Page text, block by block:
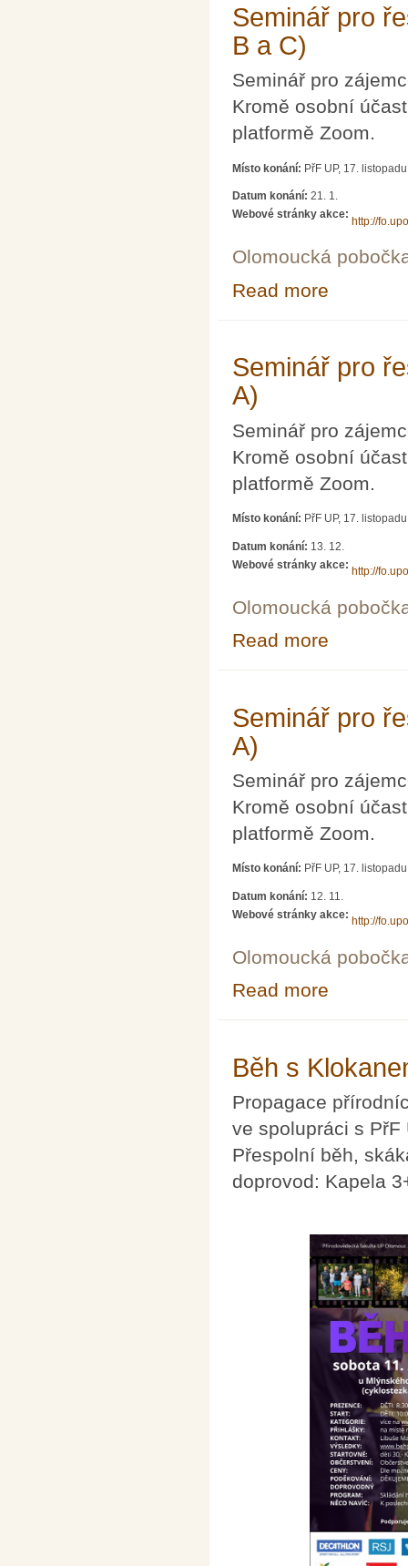
Seminář pro
B a C)
Seminář pro
Kromě osobní
platformě Zoom.
Místo konání: PřF UP, 17.
Datum konání: 21. 1.
Webové stránky akce:
http://
Olomoucká
Read more
Seminář pro
A)
Seminář pro
Kromě osobní
platformě Zoom.
Místo konání: PřF UP, 17.
Datum konání: 13. 12.
Webové stránky akce:
http://
Olomoucká
Read more
Seminář pro
A)
Seminář pro
Kromě osobní
platformě Zoom.
Místo konání: PřF UP, 17.
Datum konání: 12. 11.
Webové stránky akce:
http://
Olomoucká
Read more
Běh s
Propagace
ve spolupráci s
Přespolní běh,
doprovod: Kapela